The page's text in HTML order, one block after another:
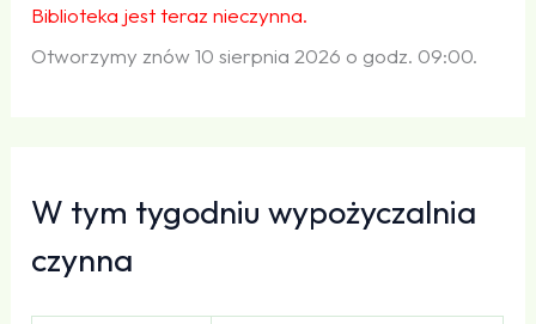
Biblioteka jest teraz nieczynna.
Otworzymy znów 10 sierpnia 2026 o godz. 09:00.
W tym tygodniu wypożyczalnia
czynna